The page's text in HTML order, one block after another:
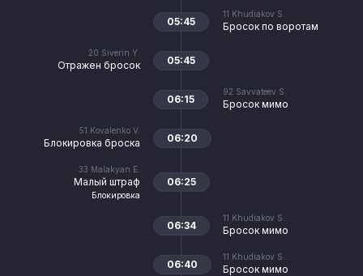
11 Khudiakov S.
Бросок по воротам
05:45
20 Siverin Y.
Отражен бросок 05:45
92 Savvateev S.
Бросок мимо
06:15
51 Kovalenko V.
Блокировка броска 06:20
33 Malakyan E.
Малый штраф
Блокировка
06:25
11 Khudiakov S.
Бросок мимо
06:34
11 Khudiakov S.
Бросок мимо
06:40